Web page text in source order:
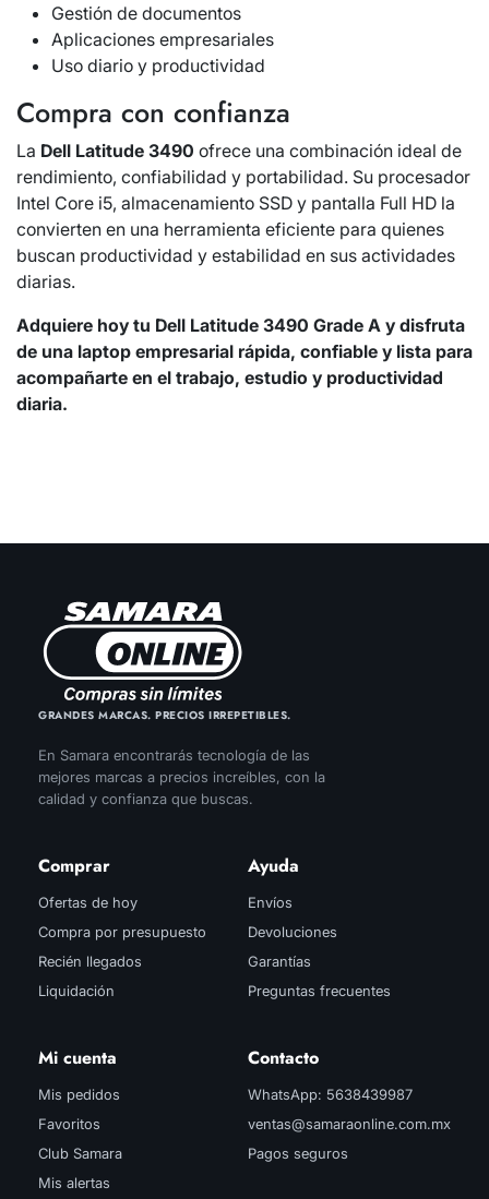
Gestión de documentos
Aplicaciones empresariales
Uso diario y productividad
Compra con confianza
La Dell Latitude 3490 ofrece una combinación ideal de
rendimiento, confiabilidad y portabilidad. Su procesador
Intel Core i5, almacenamiento SSD y pantalla Full HD la
convierten en una herramienta eficiente para quienes
buscan productividad y estabilidad en sus actividades
diarias.
Adquiere hoy tu Dell Latitude 3490 Grade A y disfruta
de una laptop empresarial rápida, confiable y lista para
acompañarte en el trabajo, estudio y productividad
diaria.
GRANDES MARCAS. PRECIOS IRREPETIBLES.
En Samara encontrarás tecnología de las
mejores marcas a precios increíbles, con la
calidad y confianza que buscas.
Comprar
Ofertas de hoy
Compra por presupuesto
Recién llegados
Liquidación
Ayuda
Envíos
Devoluciones
Garantías
Preguntas frecuentes
Mi cuenta
Mis pedidos
Favoritos
Club Samara
Mis alertas
Contacto
WhatsApp: 5638439987
ventas@samaraonline.com.mx
Pagos seguros